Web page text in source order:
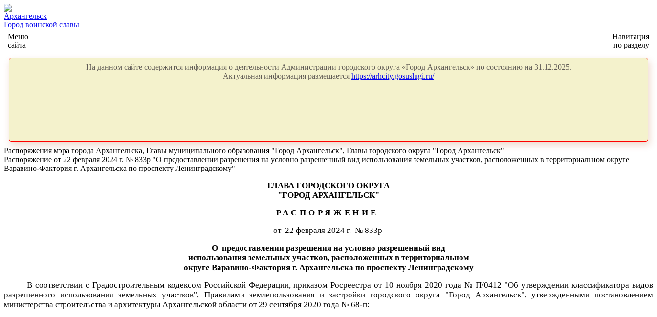
Архангельск
Город воинской славы
Меню
сайта
Навигация
по разделу
На данном сайте содержится информация о деятельности Администрации городского округа «Город Архангельск» по состоянию на 31.12.2025.
Актуальная информация размещается https://arhcity.gosuslugi.ru/
Распоряжения мэра города Архангельска, Главы муниципального образования "Город Архангельск", Главы городского округа "Город Архангельск"
Распоряжение от 22 февраля 2024 г. № 833р "О предоставлении разрешения на условно разрешенный вид использования земельных участков, расположенных в территориальном округе
Варавино-Фактория г. Архангельска по проспекту Ленинградскому"
ГЛАВА ГОРОДСКОГО ОКРУГА
"ГОРОД АРХАНГЕЛЬСК"
РАСПОРЯЖЕНИЕ
от 22 февраля 2024 г. № 833р
О предоставлении разрешения на условно разрешенный вид
использования земельных участков, расположенных в территориальном
округе Варавино-Фактория г. Архангельска по проспекту Ленинградскому
В соответствии с Градостроительным кодексом Российской Федерации, приказом Росреестра от 10 ноября 2020 года № П/0412 "Об утверждении классификатора видов
разрешенного использования земельных участков", Правилами землепользования и застройки городского округа "Город Архангельск", утвержденными постановлением
министерства строительства и архитектуры Архангельской области от 29 сентября 2020 года № 68-п: